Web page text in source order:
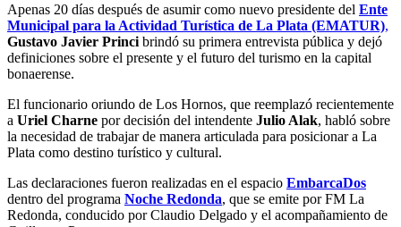
Apenas 20 días después de asumir como nuevo presidente del Ente
Municipal para la Actividad Turística de La Plata (EMATUR),
Gustavo Javier Princi brindó su primera entrevista pública y dejó
definiciones sobre el presente y el futuro del turismo en la capital
bonaerense.
El funcionario oriundo de Los Hornos, que reemplazó recientemente
a Uriel Charne por decisión del intendente Julio Alak, habló sobre
la necesidad de trabajar de manera articulada para posicionar a La
Plata como destino turístico y cultural.
Las declaraciones fueron realizadas en el espacio EmbarcaDos
dentro del programa Noche Redonda, que se emite por FM La
Redonda, conducido por Claudio Delgado y el acompañamiento de